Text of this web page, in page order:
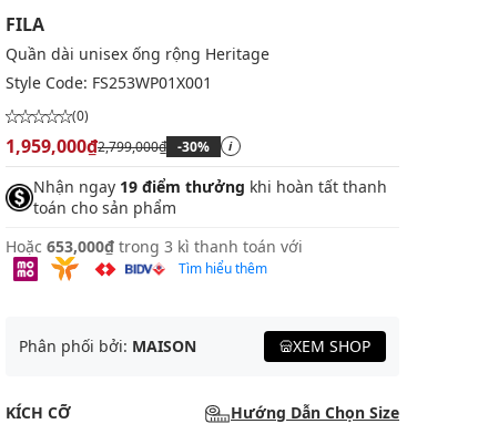
FILA
Quần dài unisex ống rộng Heritage
Style Code: FS253WP01X001
(0)
1,959,000₫2,799,000₫ -30% i
Nhận ngay 19 điểm thưởng khi hoàn tất thanh
toán cho sản phẩm
Hoặc 653,000₫ trong 3 kì thanh toán với
Tìm hiểu thêm
Phân phối bởi: MAISON XEM SHOP
KÍCH CỠ Hướng Dẫn Chọn Size